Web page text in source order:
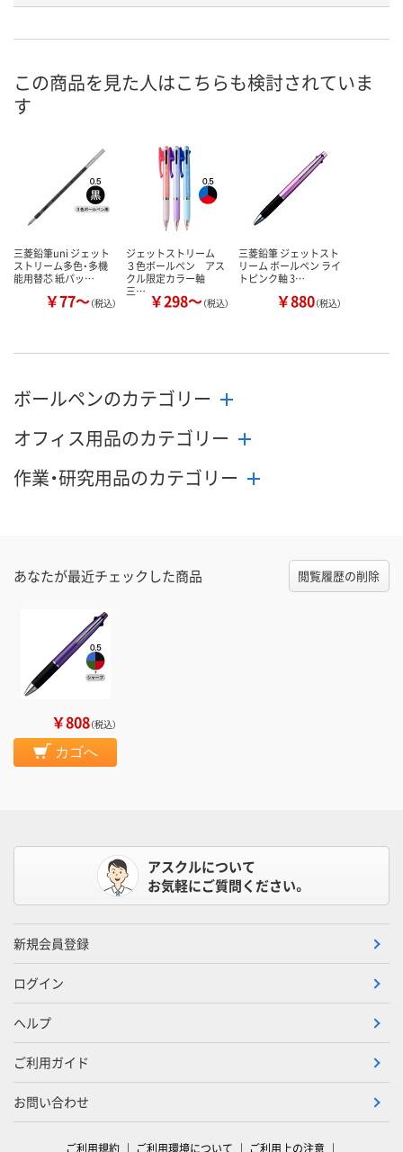
号
お届け日
数量
カゴへ カゴへ
この商品を見た人はこちらも検討されていま
す
三菱鉛筆uni ジェット
ストリーム多色・多機
能用替芯 紙パッ…
￥77～（税込）
ジェットストリーム
３色ボールペン アス
クル限定カラー軸
三… ￥298～（税込）
三菱鉛筆 ジェットスト
リーム ボールペン ライ
トピンク軸 3…
￥880（税込）
ボールペンのカテゴリー
オフィス用品のカテゴリー
作業・研究用品のカテゴリー
あなたが最近チェックした商品 閲覧履歴の削除
￥808（税込）
カゴへ
アスクルについて
お気軽にご質問ください。
新規会員登録
ログイン
ヘルプ
ご利用ガイド
お問い合わせ
ご利用規約 ご利用環境について ご利用上の注意